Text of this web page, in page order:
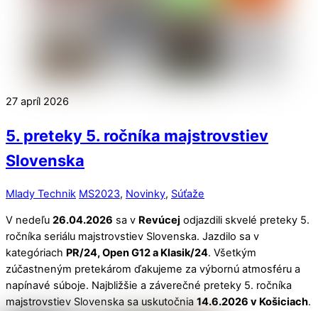
27 apríl 2026
5. preteky 5. ročníka majstrovstiev
Slovenska
Mlady Technik MS2023, Novinky, Súťaže
V nedeľu 26.04.2026 sa v Revúcej odjazdili skvelé preteky 5.
ročníka seriálu majstrovstiev Slovenska. Jazdilo sa v
kategóriach PR/24, Open G12 a Klasik/24. Všetkým
zúčastneným pretekárom ďakujeme za výbornú atmosféru a
napínavé súboje. Najbližšie a záverečné preteky 5. ročníka
majstrovstiev Slovenska sa uskutočnia 14.6.2026 v Košiciach.